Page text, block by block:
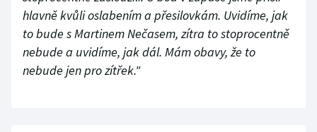
hlavně kvůli oslabením a přesilovkám. Uvidíme, jak
to bude s Martinem Nečasem, zítra to stoprocentně
nebude a uvidíme, jak dál. Mám obavy, že to
nebude jen pro zítřek."